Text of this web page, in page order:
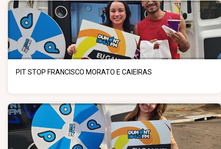
PIT STOP FRANCISCO MORATO E CAIEIRAS